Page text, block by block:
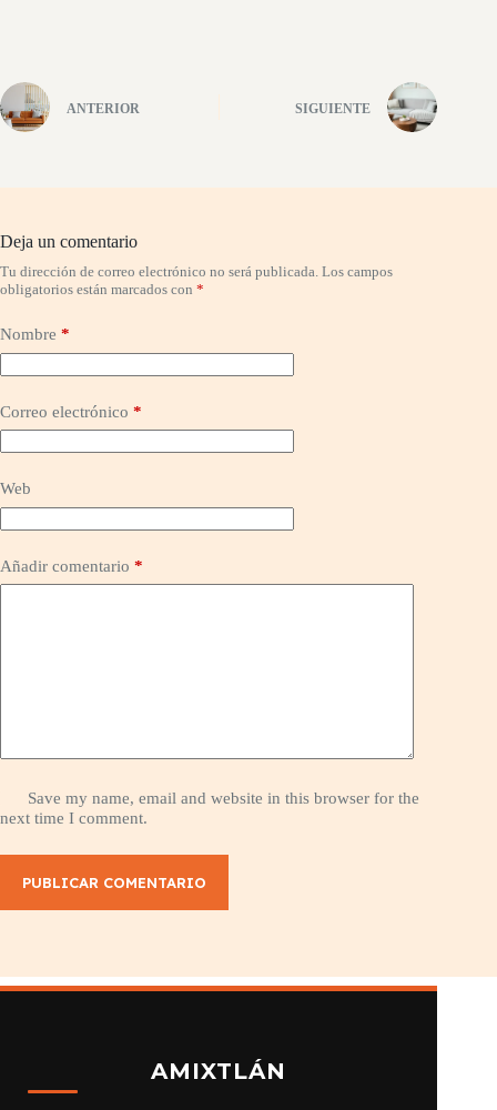
ANTERIOR SIGUIENTE
Deja un comentario
Tu dirección de correo electrónico no será publicada. Los campos
obligatorios están marcados con *
Nombre *
Correo electrónico *
Web
Añadir comentario *
Save my name, email and website in this browser for the
next time I comment.
PUBLICAR COMENTARIO
AMIXTLÁN